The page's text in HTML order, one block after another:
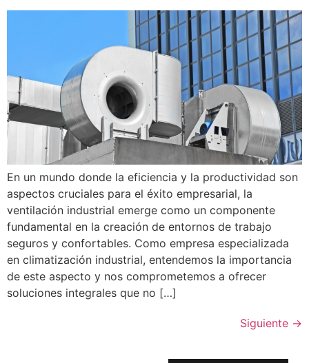
En un mundo donde la eficiencia y la productividad son
aspectos cruciales para el éxito empresarial, la
ventilación industrial emerge como un componente
fundamental en la creación de entornos de trabajo
seguros y confortables. Como empresa especializada
en climatización industrial, entendemos la importancia
de este aspecto y nos comprometemos a ofrecer
soluciones integrales que no […]
Siguiente →